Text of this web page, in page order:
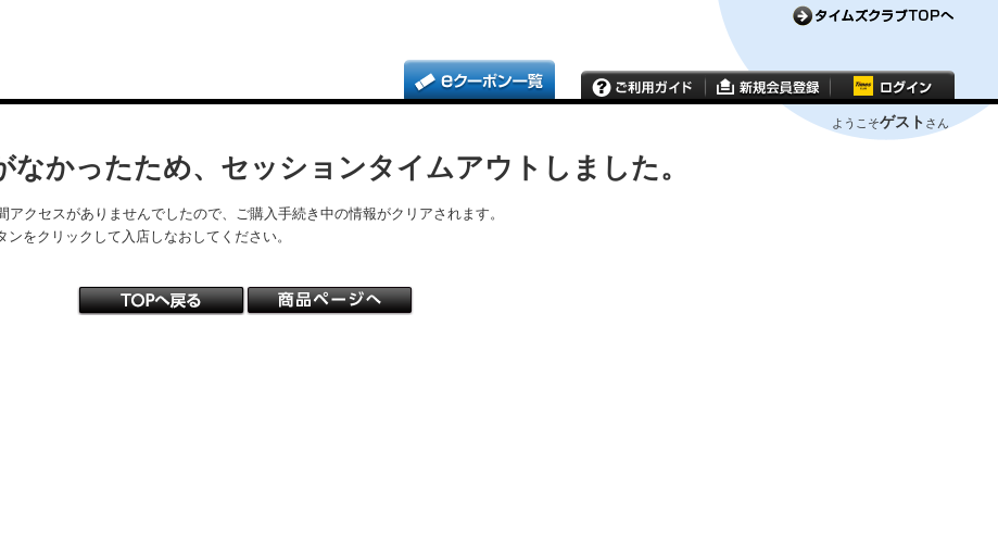
ようこそゲスト さん
なかったため、セッションタイムアウトしました。
アクセスがありませんでしたので、ご購入手続き中の情報がクリアされます。
をクリックして入店しなおしてください。